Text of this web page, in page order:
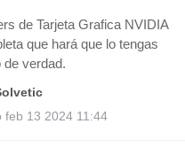
de Tarjeta Grafica NVIDIA
que hará que lo tengas
de verdad.
feb 13 2024 11:44